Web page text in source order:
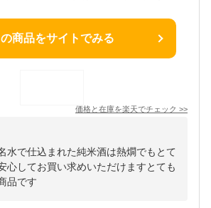
商品をサイトでみる
価格と在庫を楽天でチェック >>
水で仕込まれた純米酒は熱燗でもとて
心してお買い求めいただけますとても
品です